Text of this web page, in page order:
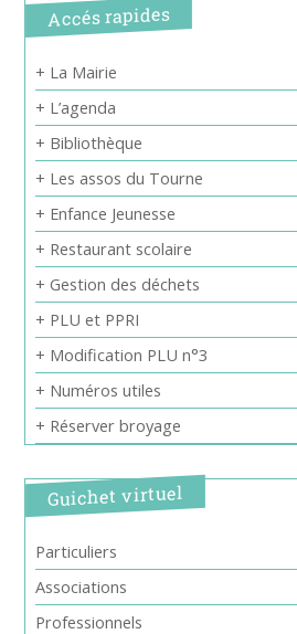
Accés rapides
+ La Mairie
+ L’agenda
+ Bibliothèque
+ Les assos du Tourne
+ Enfance Jeunesse
+ Restaurant scolaire
+ Gestion des déchets
+ PLU et PPRI
+ Modification PLU n°3
+ Numéros utiles
+ Réserver broyage
Guichet virtuel
Particuliers
Associations
Professionnels